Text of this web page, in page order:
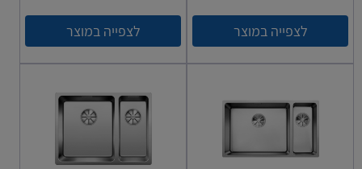
לצפייה במוצר לצפייה במוצר